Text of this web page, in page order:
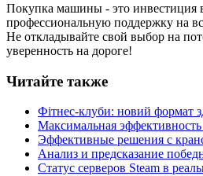
Покупка машины - это инвестиция
профессиональную поддержку на
Не откладывайте свой выбор на
уверенность на дороге!
Читайте также
Фітнес-клуби: новий формат
Максимальная
Эффективные решения с
Анализ и предсказание
Статус серверов Steam в